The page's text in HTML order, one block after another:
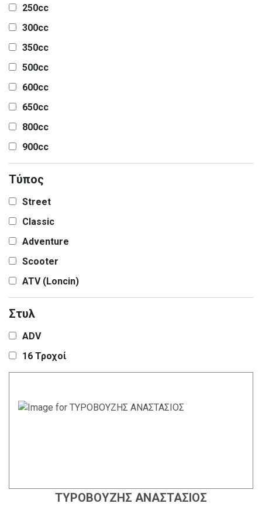
250cc
300cc
350cc
500cc
600cc
650cc
800cc
900cc
Τύπος
Street
Classic
Adventure
Scooter
ATV (Loncin)
Στυλ
ADV
16 Τροχοί
ΤΥΡΟΒΟΥΖΗΣ ΑΝΑΣΤΑΣΙΟΣ